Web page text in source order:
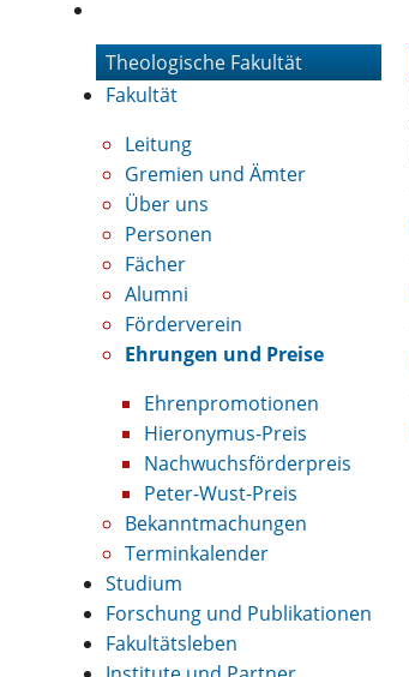
Theologische Fakultät
Fakultät
Leitung
Gremien und Ämter
Über uns
Personen
Fächer
Alumni
Förderverein
Ehrungen und Preise
Ehrenpromotionen
Hieronymus-Preis
Nachwuchsförderpreis
Peter-Wust-Preis
Bekanntmachungen
Terminkalender
Studium
Forschung und Publikationen
Fakultätsleben